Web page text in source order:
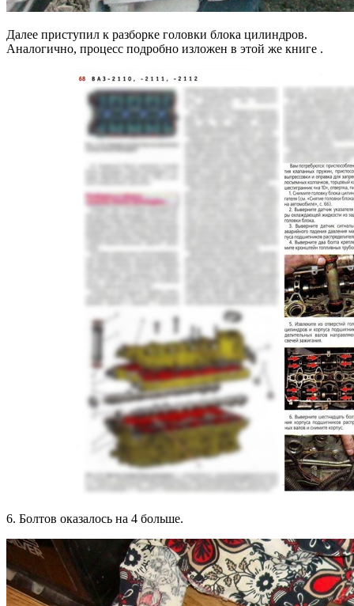
Далее приступил к разборке головки блока цилиндров.
Аналогично, процесс подробно изложен в этой же книге .
6. Болтов оказалось на 4 больше.